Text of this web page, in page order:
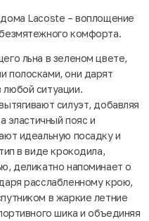
Lacoste – воплощение
комфорта.
льна в зеленом цвете,
полосками, они дарят
ситуации.
силуэт, добавляя
эластичный пояс и
идеальную посадку и
в виде крокодила,
деликатно напоминает о
расслабленному крою,
в жаркие летние
шика и объединяя